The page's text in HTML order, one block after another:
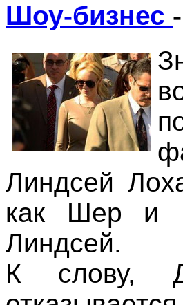
Шоу-бизнес -
Линдсей
как Шер и
Линдсей.
К слову,